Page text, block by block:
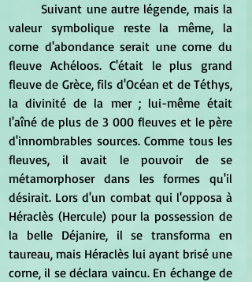
valeur symbolique reste la même, la
corne d'abondance serait une corne du
fleuve Achéloos. C'était le plus grand
fleuve de Grèce, fils d'Océan et de Téthys,
la divinité de la mer ; lui-même était
l'aîné de plus de 3 000 fleuves et le père
d'innombrables sources. Comme tous les
fleuves, il avait le pouvoir de se
métamorphoser dans les formes qu'il
désirait. Lors d'un combat qui l'opposa à
Héraclès (Hercule) pour la possession de
la belle Déjanire, il se transforma en
taureau, mais Héraclès lui ayant brisé une
corne, il se déclara vaincu. En échange de